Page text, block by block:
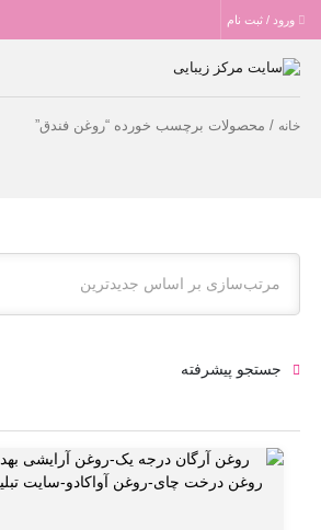
ورود / ثبت نام
خانه / محصولات برچسب خورده “روغن فندق”
مرتب‌سازی بر اساس جدیدترین
جستجو پیشرفته